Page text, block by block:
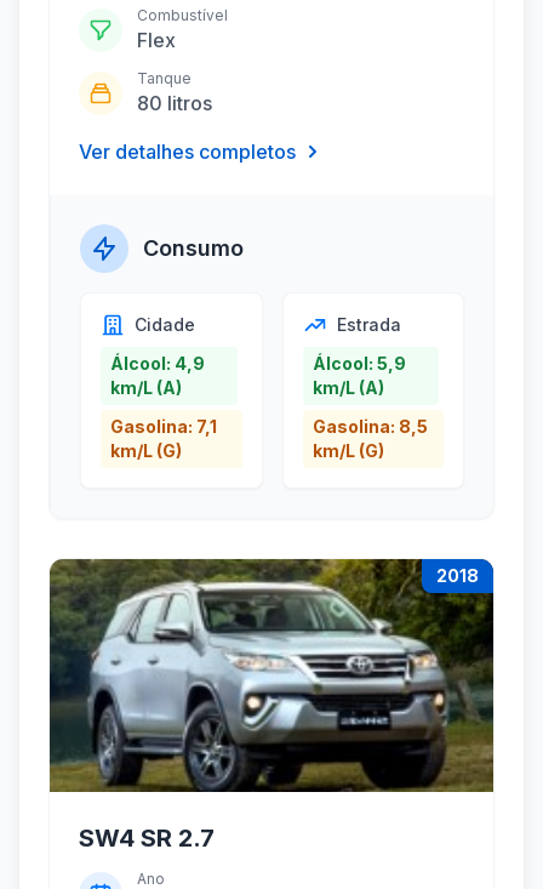
Combustível
Flex
Tanque
80 litros
Ver detalhes completos
Consumo
Cidade
Álcool: 4,9
km/L (A)
Gasolina: 7,1
km/L (G)
Estrada
Álcool: 5,9
km/L (A)
Gasolina: 8,5
km/L (G)
2018
SW4 SR 2.7
Ano